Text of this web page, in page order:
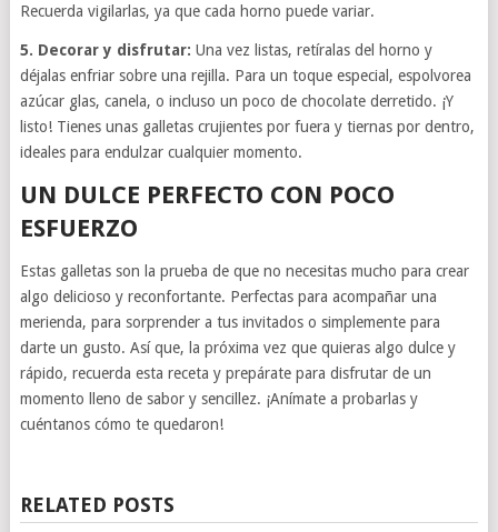
Recuerda vigilarlas, ya que cada horno puede variar.
5. Decorar y disfrutar: Una vez listas, retíralas del horno y
déjalas enfriar sobre una rejilla. Para un toque especial, espolvorea
azúcar glas, canela, o incluso un poco de chocolate derretido. ¡Y
listo! Tienes unas galletas crujientes por fuera y tiernas por dentro,
ideales para endulzar cualquier momento.
UN DULCE PERFECTO CON POCO
ESFUERZO
Estas galletas son la prueba de que no necesitas mucho para crear
algo delicioso y reconfortante. Perfectas para acompañar una
merienda, para sorprender a tus invitados o simplemente para
darte un gusto. Así que, la próxima vez que quieras algo dulce y
rápido, recuerda esta receta y prepárate para disfrutar de un
momento lleno de sabor y sencillez. ¡Anímate a probarlas y
cuéntanos cómo te quedaron!
RELATED POSTS